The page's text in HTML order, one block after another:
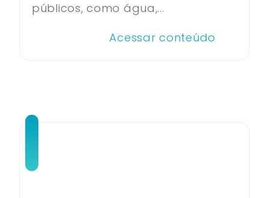
públicos, como água,...
Acessar conteúdo